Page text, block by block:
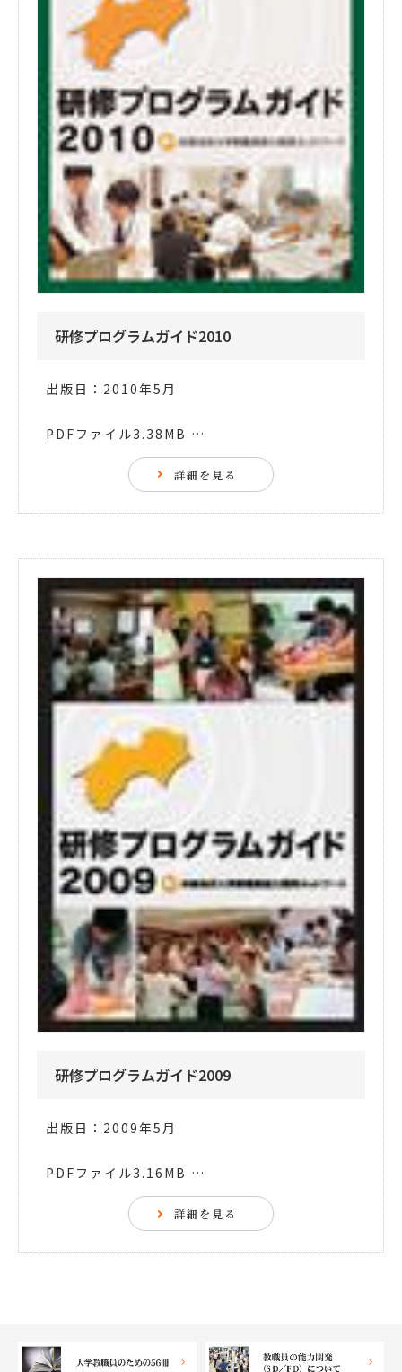
研修プログラムガイド2010
出版日：2010年5月
PDFファイル3.38MB …
詳細を見る
研修プログラムガイド2009
出版日：2009年5月
PDFファイル3.16MB …
詳細を見る